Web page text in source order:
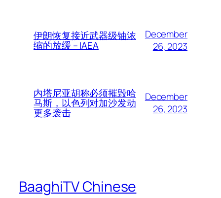
伊朗恢复接近武器级铀浓
缩的放缓 – IAEA
December
26, 2023
内塔尼亚胡称必须摧毁哈
马斯，以色列对加沙发动
更多袭击
December
26, 2023
BaaghiTV Chinese